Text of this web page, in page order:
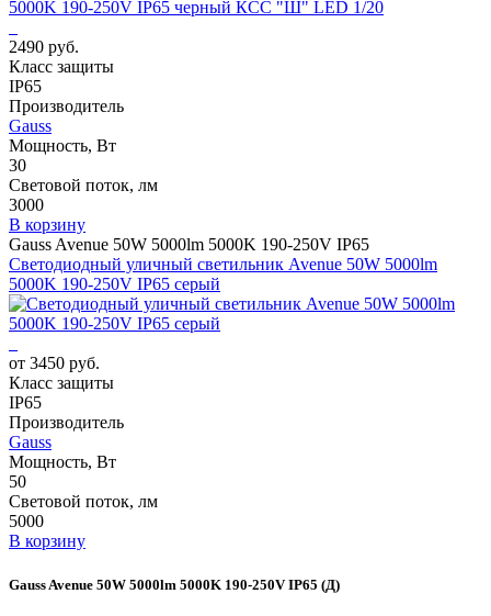
2490 руб.
Класс защиты
IP65
Производитель
Gauss
Мощность, Вт
30
Световой поток, лм
3000
В корзину
Gauss Avenue 50W 5000lm 5000K 190-250V IP65
Светодиодный уличный светильник Avenue 50W 5000lm
5000K 190-250V IP65 серый
от 3450 руб.
Класс защиты
IP65
Производитель
Gauss
Мощность, Вт
50
Световой поток, лм
5000
В корзину
Gauss Avenue 50W 5000lm 5000K 190-250V IP65 (Д)